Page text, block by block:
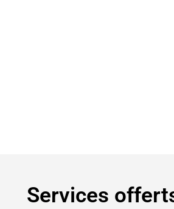
Services